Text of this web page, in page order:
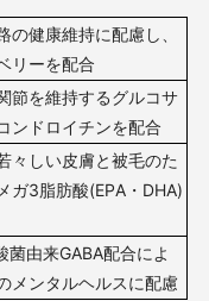
の健康維持に配慮し、
リーを配合
節を維持するグルコサ
ンドロイチンを配合
々しい皮膚と被毛のた
ガ3脂肪酸(EPA・DHA)
菌由来GABA配合によ
メンタルヘルスに配慮